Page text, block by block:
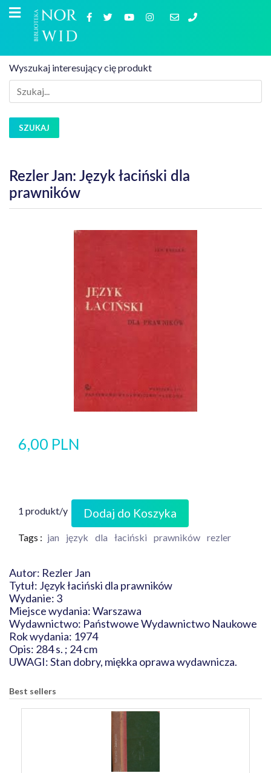
Wyszukaj interesujący cię produkt
SZUKAJ
Rezler Jan: Język łaciński dla
prawników
6,00 PLN
1 produkt/y Dodaj do Koszyka
Tags : jan język dla łaciński prawników rezler
Autor: Rezler Jan
Tytuł: Język łaciński dla prawników
Wydanie: 3
Miejsce wydania: Warszawa
Wydawnictwo: Państwowe Wydawnictwo Naukowe
Rok wydania: 1974
Opis: 284 s. ; 24 cm
UWAGI: Stan dobry, miękka oprawa wydawnicza.
Best sellers